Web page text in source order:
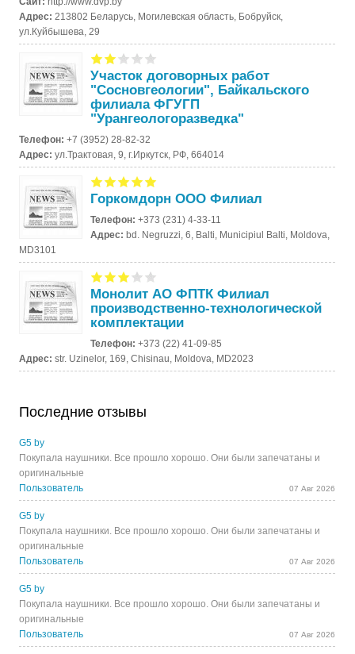
Адрес: 213802 Беларусь, Могилевская область, Бобруйск,
ул.Куйбышева, 29
Участок договорных работ
"Сосновгеологии", Байкальского
филиала ФГУГП
"Урангеологоразведка"
Телефон:+7 (3952) 28-82-32
Адрес:ул.Трактовая, 9, г.Иркутск, РФ, 664014
Горкомдорн ООО Филиал
Телефон:+373 (231) 4-33-11
Адрес:bd. Negruzzi, 6, Balti, Municipiul Balti, Moldova,
MD3101
Монолит АО ФПТК Филиал
производственно-технологической
комплектации
Телефон:+373 (22) 41-09-85
Адрес:str. Uzinelor, 169, Chisinau, Moldova, MD2023
Последние отзывы
G5 by
Покупала наушники. Все прошло хорошо. Они были запечатаны и
оригинальные
Пользователь
07 Авг 2026
G5 by
Покупала наушники. Все прошло хорошо. Они были запечатаны и
оригинальные
Пользователь
07 Авг 2026
G5 by
Покупала наушники. Все прошло хорошо. Они были запечатаны и
оригинальные
Пользователь
07 Авг 2026